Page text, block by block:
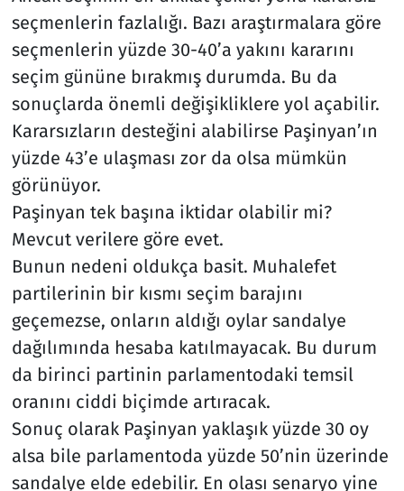
seçmenlerin fazlalığı. Bazı araştırmalara göre
seçmenlerin yüzde 30-40’a yakını kararını
seçim gününe bırakmış durumda. Bu da
sonuçlarda önemli değişikliklere yol açabilir.
Kararsızların desteğini alabilirse Paşinyan’ın
yüzde 43’e ulaşması zor da olsa mümkün
görünüyor.
Paşinyan tek başına iktidar olabilir mi?
Mevcut verilere göre evet.
Bunun nedeni oldukça basit. Muhalefet
partilerinin bir kısmı seçim barajını
geçemezse, onların aldığı oylar sandalye
dağılımında hesaba katılmayacak. Bu durum
da birinci partinin parlamentodaki temsil
oranını ciddi biçimde artıracak.
Sonuç olarak Paşinyan yaklaşık yüzde 30 oy
alsa bile parlamentoda yüzde 50’nin üzerinde
sandalye elde edebilir. En olası senaryo yine